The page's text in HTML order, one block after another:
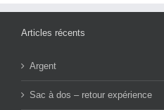
Articles récents
Argent
Sac à dos – retour expérience